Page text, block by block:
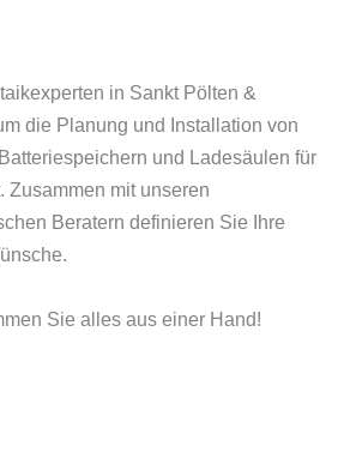
in Sankt Pölten &
die Planung und Installation von
und Ladesäulen für
Zusammen mit unseren
Beratern definieren Sie Ihre
Sie alles aus einer Hand!